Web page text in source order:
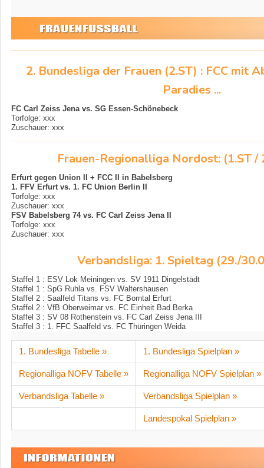
2. Bundesliga der Frauen (2.ST) : FCC mit
Paradies ...
FC Carl Zeiss Jena vs. SG Essen-Schönebeck
Torfolge: xxx
Zuschauer: xxx
Frauen-Regionalliga Nordost: (1.ST /
Erfurt gegen Union II + FCC II in Babelsberg
1. FFV Erfurt vs. 1. FC Union Berlin II
Torfolge: xxx
Zuschauer: xxx
FSV Babelsberg 74 vs. FC Carl Zeiss Jena II
Torfolge: xxx
Zuschauer: xxx
Verbandsliga: 1. Spieltag (29./
Staffel 1 : ESV Lok Meiningen vs. SV 1911 Dingelstädt
Staffel 1 : SpG Ruhla vs. FSV Waltershausen
Staffel 2 : Saalfeld Titans vs. FC Borntal Erfurt
Staffel 2 : VfB Oberweimar vs. FC Einheit Bad Berka
Staffel 3 : SV 08 Rothenstein vs. FC Carl Zeiss Jena III
Staffel 3 : 1. FFC Saalfeld vs. FC Thüringen Weida
1. Bundesliga Tabelle » 1. Bundesliga Spielplan »
Regionalliga NOFV Tabelle » Regionalliga NOFV Spielplan »
Verbandsliga Tabelle » Verbandsliga Spielplan »
Landespokal Spielplan »